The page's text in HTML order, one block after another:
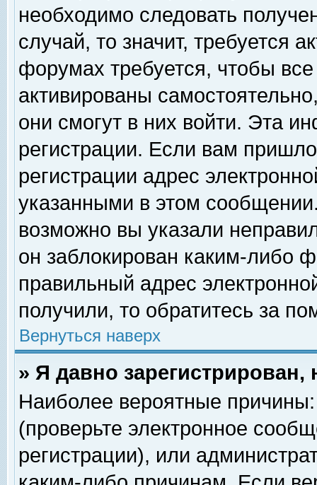
необходимо следовать
случай, то значит, требуется
форумах требуется, чтобы
активированы
они смогут в них войти. Эта
регистрации. Если вам
регистрации адрес
указанными в этом
возможно вы указали
он заблокирован каким-либо
правильный адрес
получили, то обратитесь за
Вернуться наверх
» Я давно
Наиболее вероятные
(проверьте электронное
регистрации), или